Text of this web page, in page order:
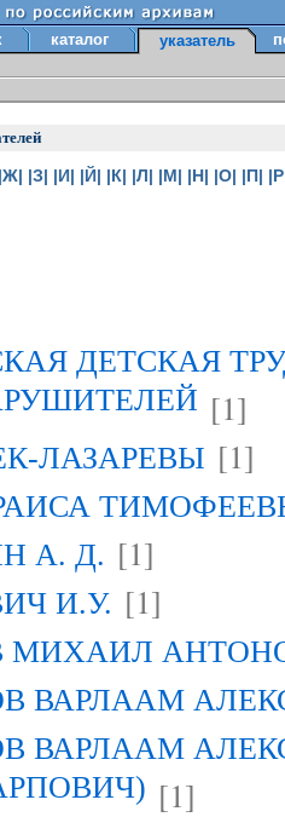
каталог указатель
|Ж| |З| |И| |Й| |К| |Л| |М| |Н| |О| |П|
ДЕТСКАЯ
[1]
ЛАЗАРЕВЫ [1]
А. Д. [1]
И.У. [1]
МИХАИЛ
ВАРЛААМ
ВАРЛААМ
[1]